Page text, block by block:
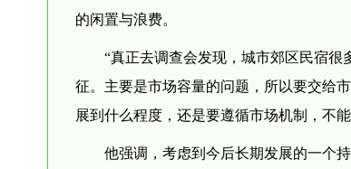
的闲置与浪费。
“真正去调查会发现，城市郊区民宿
征。主要是市场容量的问题，所以要交给
展到什么程度，还是要遵循市场机制，不
他强调，考虑到今后长期发展的一个